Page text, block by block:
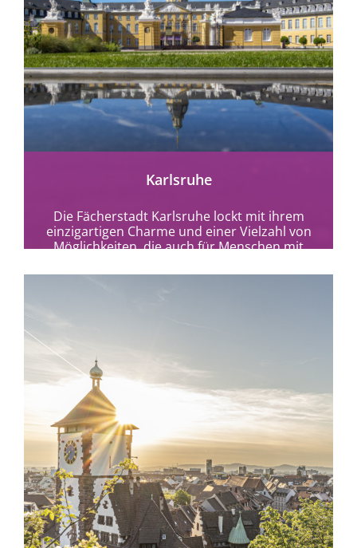
Karlsruhe
Die Fächerstadt Karlsruhe lockt mit ihrem
einzigartigen Charme und einer Vielzahl von
Möglichkeiten, die auch für Menschen mit
mehr erfahren